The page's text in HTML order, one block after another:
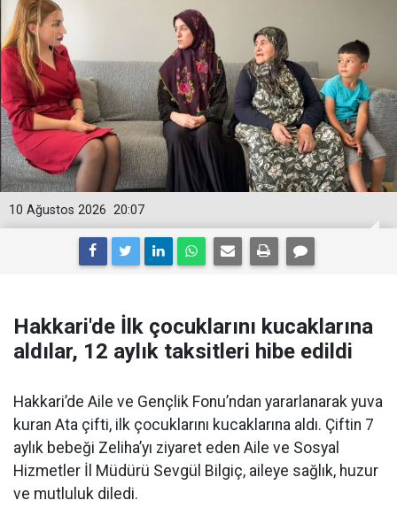
20:07
10 Ağustos 2026
Hakkari'de İlk çocuklarını kucaklarına
aldılar, 12 aylık taksitleri hibe edildi
Hakkari’de Aile ve Gençlik Fonu’ndan yararlanarak yuva
kuran Ata çifti, ilk çocuklarını kucaklarına aldı. Çiftin 7
aylık bebeği Zeliha’yı ziyaret eden Aile ve Sosyal
Hizmetler İl Müdürü Sevgül Bilgiç, aileye sağlık, huzur
ve mutluluk diledi.